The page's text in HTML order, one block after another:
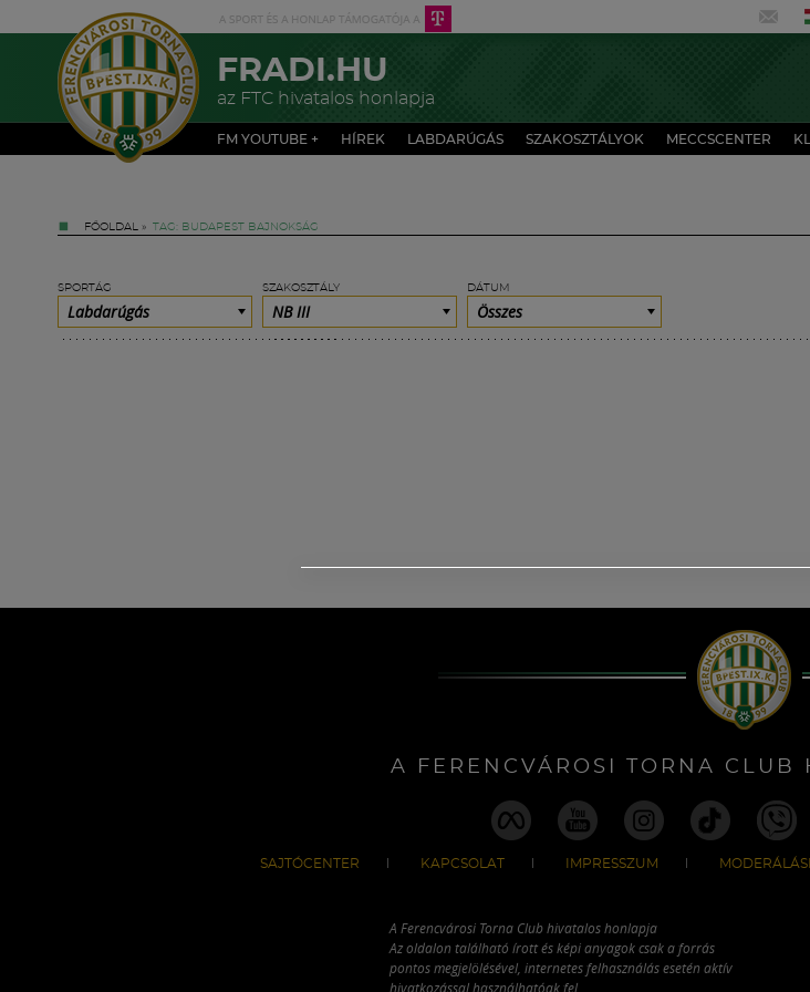
FRADI.HU
az FTC hivatalos honlapja
FM YOUTUBE + HÍREK LABDARÚGÁS SZAKOSZTÁLYOK MECCSCENTER
FŐOLDAL » TAG: BUDAPEST BAJNOKSÁG
SPORTÁG
Labdarúgás
SZAKOSZTÁLY
NB III
DÁTUM
Összes
A FERENCVÁROSI TORNA CLUB
SAJTÓCENTER KAPCSOLAT IMPRESSZUM
A Ferencvárosi Torna Club hivatalos honlapja
Az oldalon található írott és képi anyagok csak a forrás
pontos megjelölésével, internetes felhasználás esetén aktív
hivatkozással használhatóak fel.